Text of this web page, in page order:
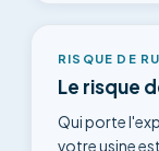
RISQUE DE
Le risque
Qui porte
votre usine